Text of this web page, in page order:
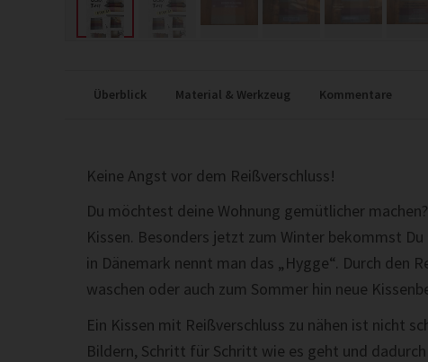
Überblick Material & Werkzeug Kommentare
Keine Angst vor dem Reißverschluss!
Du möchtest deine Wohnung gemütlicher
Kissen. Besonders jetzt zum Winter bekommst
in Dänemark nennt man das „Hygge“. Durch den
waschen oder auch zum Sommer hin neue
Ein Kissen mit Reißverschluss zu nähen ist nicht
Bildern, Schritt für Schritt wie es geht und